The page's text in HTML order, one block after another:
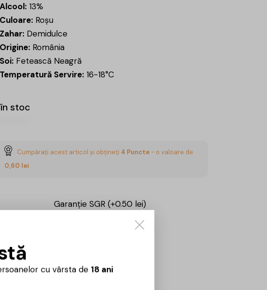
13%
Roșu
Demidulce
România
Fetească Neagră
Servire: 16-18°C
stoc
Cumpărați acest articol și obțineți 4 Puncte - o valoare de
0,60 lei
Garanție SGR (+0.50 lei)
cu vârsta de 18 ani